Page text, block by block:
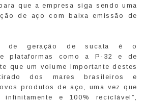
que a empresa siga sendo uma
de aço com baixa emissão de
de geração de sucata é o
plataformas como a P-32 e de
que um volume importante destes
dos mares brasileiros e
produtos de aço, uma vez que
e 100% reciclável”,